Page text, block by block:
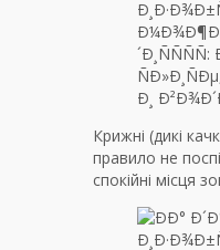
Крижні (дикі
правило не
спокійні місця